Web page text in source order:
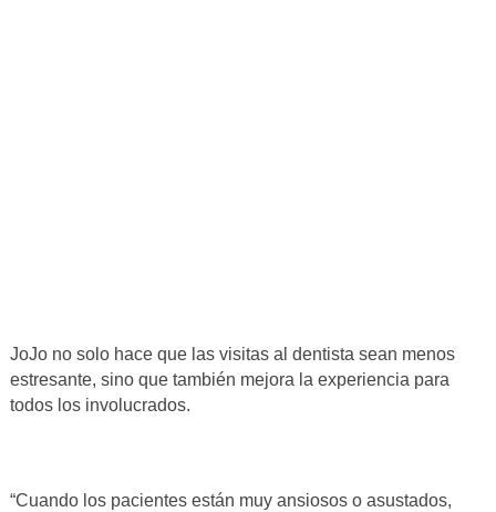
JoJo no solo hace que las visitas al dentista sean menos
estresante, sino que también mejora la experiencia para
todos los involucrados.
“Cuando los pacientes están muy ansiosos o asustados,